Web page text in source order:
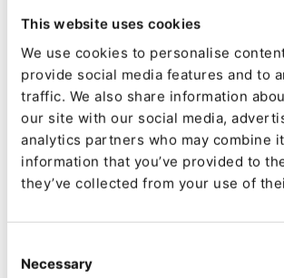
This website uses cookies
We use cookies to personalise
provide social media features and to
traffic. We also share information
our site with our social media,
analytics partners who may combine
information that you’ve provided to
they’ve collected from your use of
Selection
Necessary
vertrauenswürdiger Partner auf dem
digitalen Transformation zu sein.
Angebotene Dienstleistungen:
Digital Business
Wir helfen Unternehmen, ihre
Strategische Beratung